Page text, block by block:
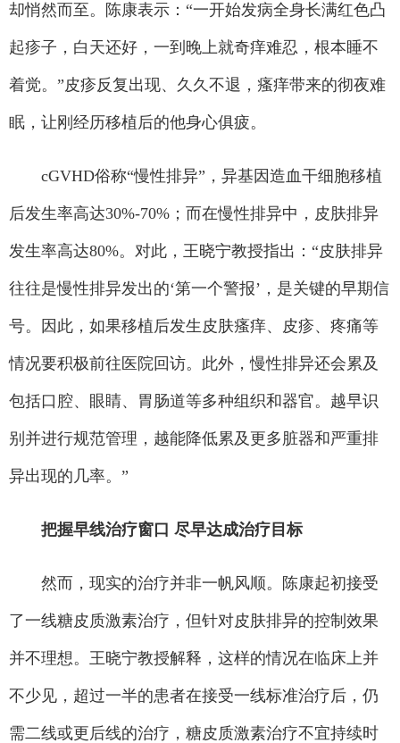
却悄然而至。陈康表示：“一开始发病全身长满红色凸
起疹子，白天还好，一到晚上就奇痒难忍，根本睡不
着觉。”皮疹反复出现、久久不退，瘙痒带来的彻夜难
眠，让刚经历移植后的他身心俱疲。
cGVHD俗称“慢性排异”，异基因造血干细胞移植
后发生率高达30%-70%；而在慢性排异中，皮肤排异
发生率高达80%。对此，王晓宁教授指出：“皮肤排异
往往是慢性排异发出的‘第一个警报’，是关键的早期信
号。因此，如果移植后发生皮肤瘙痒、皮疹、疼痛等
情况要积极前往医院回访。此外，慢性排异还会累及
包括口腔、眼睛、胃肠道等多种组织和器官。越早识
别并进行规范管理，越能降低累及更多脏器和严重排
异出现的几率。”
把握早线治疗窗口 尽早达成治疗目标
然而，现实的治疗并非一帆风顺。陈康起初接受
了一线糖皮质激素治疗，但针对皮肤排异的控制效果
并不理想。王晓宁教授解释，这样的情况在临床上并
不少见，超过一半的患者在接受一线标准治疗后，仍
需二线或更后线的治疗，糖皮质激素治疗不宜持续时